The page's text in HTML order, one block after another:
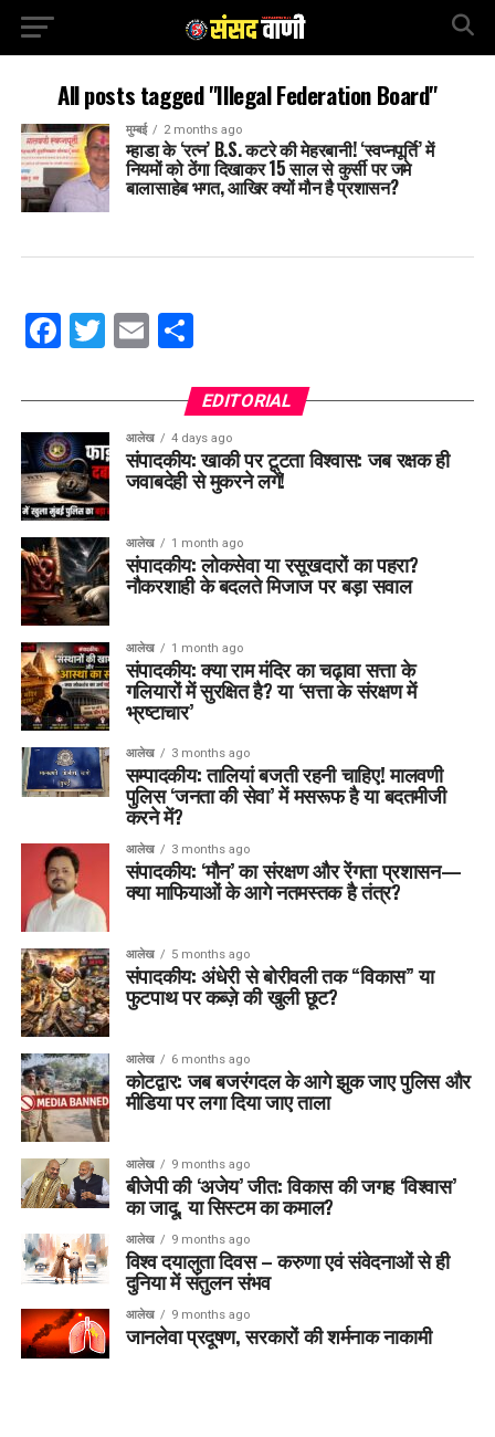
All posts tagged "Illegal Federation Board"
मुम्बई 2 months ago
म्हाडा के ‘रत्न’ B.S. कटरे की मेहरबानी! ‘स्वप्नपूर्ति’ में
नियमों को ठेंगा दिखाकर 15 साल से कुर्सी पर जमे
बालासाहेब भगत, आखिर क्यों मौन है प्रशासन?
Facebook
Twitter
EmailShare
EDITORIAL
आलेख 4 days ago
संपादकीय: खाकी पर टूटता विश्वास: जब रक्षक ही
जवाबदेही से मुकरने लगें!
आलेख 1 month ago
संपादकीय: लोकसेवा या रसूखदारों का पहरा?
नौकरशाही के बदलते मिजाज पर बड़ा सवाल
आलेख 1 month ago
संपादकीय: क्या राम मंदिर का चढ़ावा सत्ता के
गलियारों में सुरक्षित है? या ‘सत्ता के संरक्षण में
भ्रष्टाचार’
आलेख 3 months ago
सम्पादकीय: तालियां बजती रहनी चाहिए! मालवणी
पुलिस ‘जनता की सेवा’ में मसरूफ है या बदतमीजी
करने में?
आलेख 3 months ago
संपादकीय: ‘मौन’ का संरक्षण और रेंगता प्रशासन—
क्या माफियाओं के आगे नतमस्तक है तंत्र?
आलेख 5 months ago
संपादकीय: अंधेरी से बोरीवली तक “विकास” या
फुटपाथ पर कब्ज़े की खुली छूट?
आलेख 6 months ago
कोटद्वार: जब बजरंगदल के आगे झुक जाए पुलिस और
मीडिया पर लगा दिया जाए ताला
आलेख 9 months ago
बीजेपी की ‘अजेय’ जीत: विकास की जगह ‘विश्वास’
का जादू, या सिस्टम का कमाल?
आलेख 9 months ago
विश्व दयालुता दिवस – करुणा एवं संवेदनाओं से ही
दुनिया में संतुलन संभव
आलेख 9 months ago
जानलेवा प्रदूषण, सरकारों की शर्मनाक नाकामी